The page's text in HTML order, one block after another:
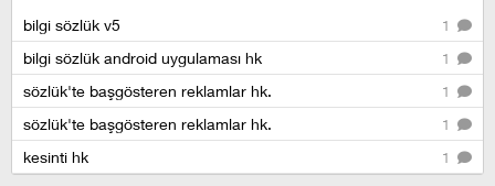
1
bilgi sözlük v5
1
bilgi sözlük android uygulaması hk
1
sözlük'te başgösteren reklamlar hk.
1
sözlük'te başgösteren reklamlar hk.
1
kesinti hk